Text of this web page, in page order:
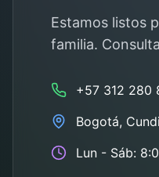
Estamos listos
familia.
+57 312 280
Bogotá,
Lun - Sáb: